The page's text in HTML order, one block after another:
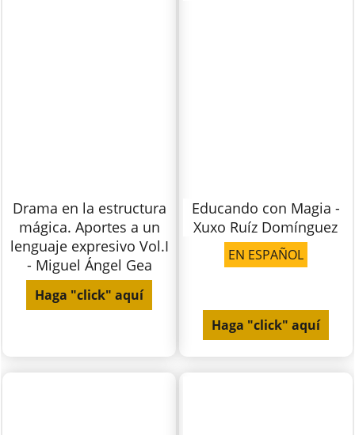
Drama en la estructura
mágica. Aportes a un
lenguaje expresivo Vol.I
- Miguel Ángel Gea
Haga "click" aquí
Educando con Magia -
Xuxo Ruíz Domínguez
EN ESPAÑOL
Haga "click" aquí